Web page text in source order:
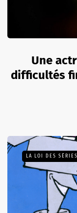
Une
difficultés
LA LOI DES